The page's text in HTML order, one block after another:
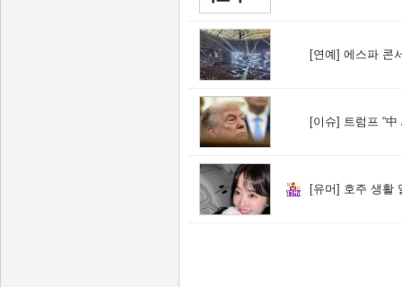
[연예] 에스파 콘
[이슈] 트럼프 “
[유머] 호주 생활